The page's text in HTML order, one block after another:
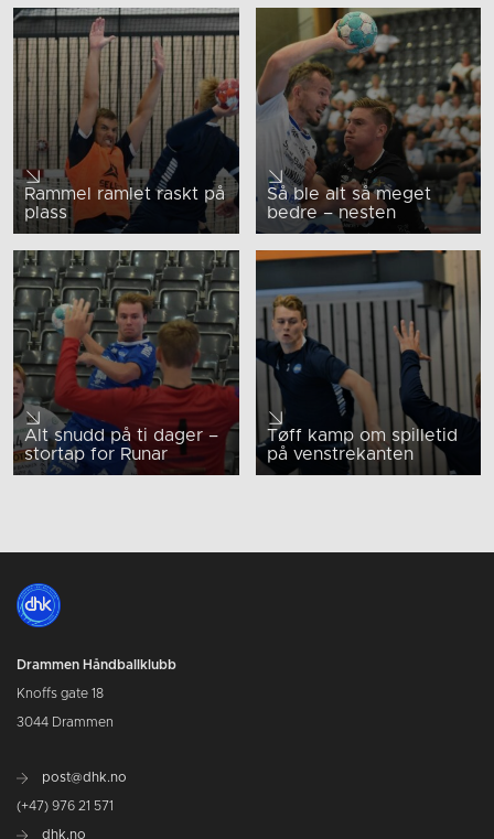
Rammel ramlet raskt på
plass
Så ble alt så meget
bedre – nesten
Alt snudd på ti dager –
stortap for Runar
Tøff kamp om spilletid
på venstrekanten
Drammen Håndballklubb
Knoffs gate 18
3044 Drammen
post@dhk.no
(+47) 976 21 571
dhk.no